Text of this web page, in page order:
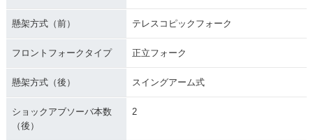
懸架方式（前） テレスコピックフォーク
フロントフォークタイプ 正立フォーク
懸架方式（後） スイングアーム式
ショックアブソーバ本数
（後）
2